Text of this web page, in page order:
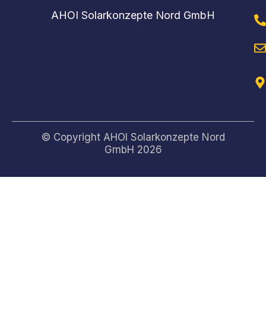
AHOI Solarkonzepte Nord GmbH
© Copyright AHOI Solarkonzepte Nord
GmbH 2026